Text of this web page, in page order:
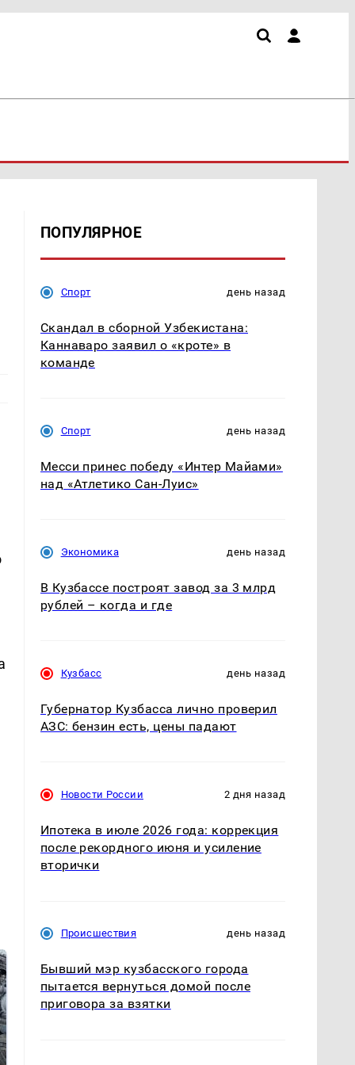
ПОПУЛЯРНОЕ
Спорт день назад
Скандал в сборной Узбекистана:
Каннаваро заявил о «кроте» в
команде
Спорт день назад
Месси принес победу «Интер Майами»
над «Атлетико Сан-Луис»
Экономика день назад
В Кузбассе построят завод за 3 млрд
рублей – когда и где
Кузбасс день назад
Губернатор Кузбасса лично проверил
АЗС: бензин есть, цены падают
Новости России 2 дня назад
Ипотека в июле 2026 года: коррекция
после рекордного июня и усиление
вторички
Происшествия день назад
Бывший мэр кузбасского города
пытается вернуться домой после
приговора за взятки